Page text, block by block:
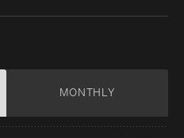
MONTHLY